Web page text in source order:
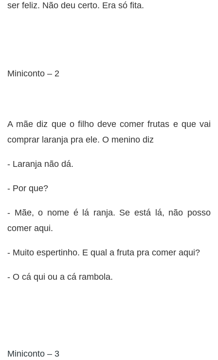
ser feliz. Não deu certo. Era só fita.
Miniconto – 2
A mãe diz que o filho deve comer frutas e que vai
comprar laranja pra ele. O menino diz
- Laranja não dá.
- Por que?
- Mãe, o nome é lá ranja. Se está lá, não posso
comer aqui.
- Muito espertinho. E qual a fruta pra comer aqui?
- O cá qui ou a cá rambola.
Miniconto – 3